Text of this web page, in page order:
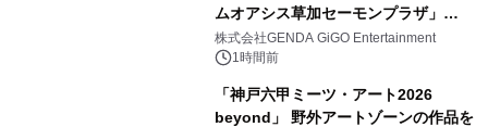
ムオアシス草加セーモンプラザ」
2026年8月7日(金)10時グランドオープ
ン
株式会社GENDA GiGO Entertainment
1時間前
「神戸六甲ミーツ・アート2026
beyond」 野外アートゾーンの作品を